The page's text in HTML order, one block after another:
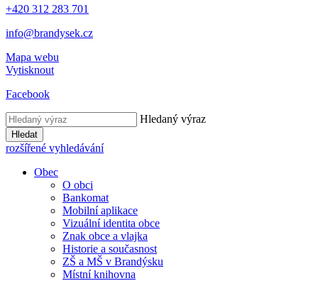
+420 312 283 701
info@brandysek.cz
Mapa webu
Vytisknout
Facebook
Hledaný výraz
Hledat
rozšířené vyhledávání
Obec
O obci
Bankomat
Mobilní aplikace
Vizuální identita obce
Znak obce a vlajka
Historie a současnost
ZŠ a MŠ v Brandýsku
Místní knihovna